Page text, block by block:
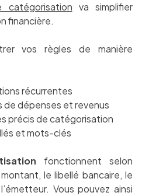
catégorisation va simplifier
financière.
vos règles de manière
récurrentes
de dépenses et revenus
précis de catégorisation
et mots-clés
fonctionnent selon
le libellé bancaire, le
Vous pouvez ainsi